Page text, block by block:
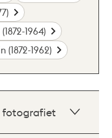
1964)
(1872-1962)
fotografiet